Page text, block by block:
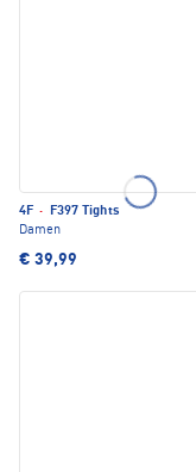
4F ·
F397 Tights
Damen
€ 39,99